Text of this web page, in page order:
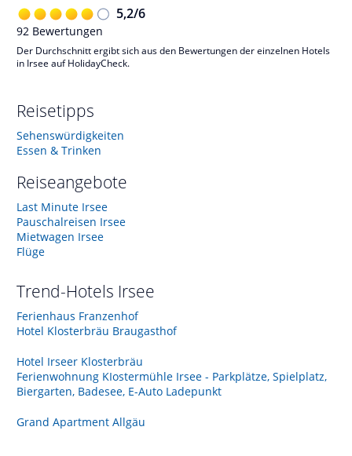
5,2/6
92 Bewertungen
Der Durchschnitt ergibt sich aus den Bewertungen der einzelnen Hotels
in Irsee auf HolidayCheck.
Reisetipps
Sehenswürdigkeiten
Essen & Trinken
Reiseangebote
Last Minute Irsee
Pauschalreisen Irsee
Mietwagen Irsee
Flüge
Trend-Hotels Irsee
Ferienhaus Franzenhof
Hotel Klosterbräu Braugasthof
Hotel Irseer Klosterbräu
Ferienwohnung KIostermühle Irsee - Parkplätze, Spielplatz,
Biergarten, Badesee, E-Auto Ladepunkt
Grand Apartment Allgäu